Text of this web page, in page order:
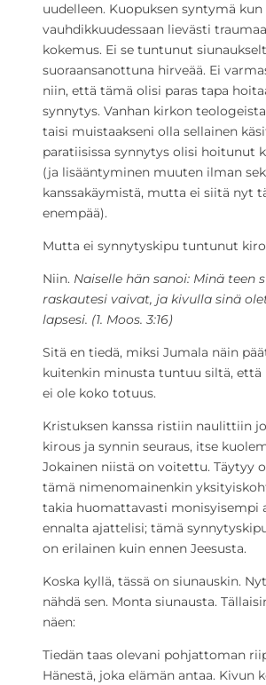
uudelleen. Kuopuksen syntymä kun
vauhdikkuudessaan lievästi
kokemus. Ei se tuntunut
suoraansanottuna hirveää. Ei
niin, että tämä olisi paras tapa
synnytys. Vanhan kirkon
taisi muistaakseni olla sellainen
paratiisissa synnytys olisi hoitunut
(ja lisääntyminen muuten ilman
kanssakäymistä, mutta ei siitä nyt
enempää).
Mutta ei synnytyskipu tuntunut
Niin. Naiselle hän sanoi: Minä teen
raskautesi vaivat, ja kivulla sinä
lapsesi. (1. Moos. 3:16)
Sitä en tiedä, miksi Jumala näin
kuitenkin minusta tuntuu siltä, että
ei ole koko totuus.
Kristuksen kanssa ristiin naulittiin
kirous ja synnin seuraus, itse
Jokainen niistä on voitettu. Täytyy
tämä nimenomainenkin
takia huomattavasti monisyisempi
ennalta ajattelisi; tämä
on erilainen kuin ennen Jeesusta.
Koska kyllä, tässä on siunauskin.
nähdä sen. Monta siunausta.
näen:
Tiedän taas olevani pohjattoman
Hänestä, joka elämän antaa. Kivun